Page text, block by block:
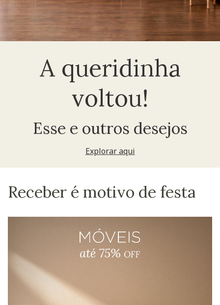
A queridinha
voltou!
Esse e outros desejos
Explorar aqui
Receber é motivo de festa